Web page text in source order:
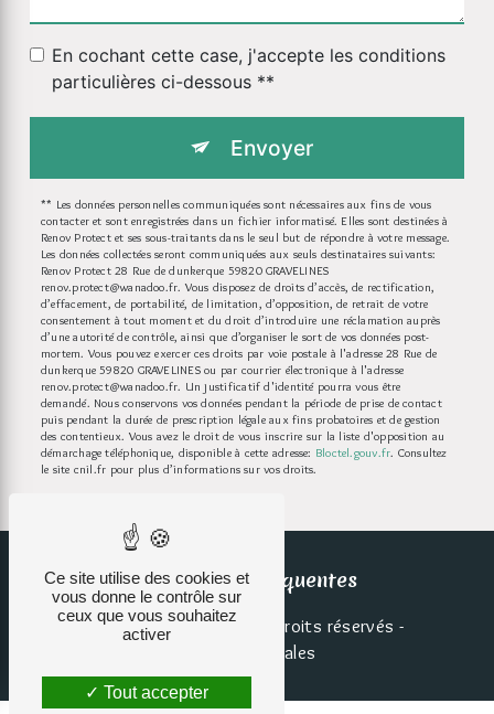
En cochant cette case, j'accepte les conditions
particulières ci-dessous **
Envoyer
** Les données personnelles communiquées sont nécessaires aux fins de vous
contacter et sont enregistrées dans un fichier informatisé. Elles sont destinées à
Renov Protect et ses sous-traitants dans le seul but de répondre à votre message.
Les données collectées seront communiquées aux seuls destinataires suivants:
Renov Protect 28 Rue de dunkerque 59820 GRAVELINES
renov.protect@wanadoo.fr. Vous disposez de droits d’accès, de rectification,
d’effacement, de portabilité, de limitation, d’opposition, de retrait de votre
consentement à tout moment et du droit d’introduire une réclamation auprès
d’une autorité de contrôle, ainsi que d’organiser le sort de vos données post-
mortem. Vous pouvez exercer ces droits par voie postale à l'adresse 28 Rue de
dunkerque 59820 GRAVELINES ou par courrier électronique à l'adresse
renov.protect@wanadoo.fr. Un justificatif d'identité pourra vous être
demandé. Nous conservons vos données pendant la période de prise de contact
puis pendant la durée de prescription légale aux fins probatoires et de gestion
des contentieux. Vous avez le droit de vous inscrire sur la liste d'opposition au
démarchage téléphonique, disponible à cette adresse:
Bloctel.gouv.fr. Consultez
le site cnil.fr pour plus d’informations sur vos droits.
Recherches fréquentes
©Vistalid- 2026 - Tous droits réservés -
Mentions légales
Ce site utilise des cookies et
vous donne le contrôle sur
ceux que vous souhaitez
activer
Tout accepter